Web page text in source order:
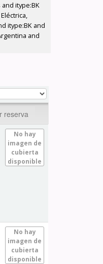
itype:BK
itype:BK and
and
reserva
No hay
imagen de
cubierta
disponible
No hay
imagen de
cubierta
disponible